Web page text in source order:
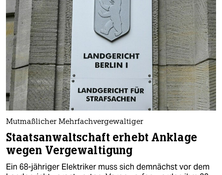
Mutmaßlicher Mehrfachvergewaltiger
Staatsanwaltschaft erhebt Anklage
wegen Vergewaltigung
Ein 68-jähriger Elektriker muss sich demnächst vor dem